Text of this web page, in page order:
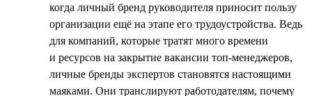
когда личный бренд руководителя приносит пользу
организации ещё на этапе его трудоустройства. Ведь
для компаний, которые тратят много времени
и ресурсов на закрытие вакансии топ-менеджеров,
личные бренды экспертов становятся настоящими
маяками. Они транслируют работодателям, почему